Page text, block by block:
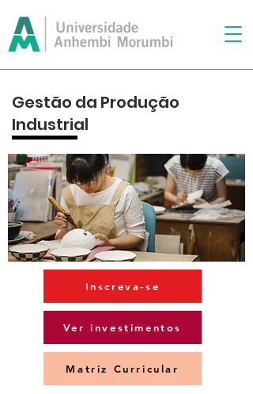
Gestão da Produção
Industrial
Inscreva-se
Ver investimentos
Matriz Curricular